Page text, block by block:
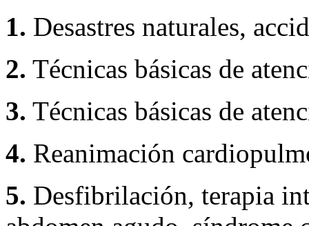
1. Desastres naturales,
2. Técnicas básicas de
3. Técnicas básicas de
4. Reanimación
5. Desfibrilación, terapia